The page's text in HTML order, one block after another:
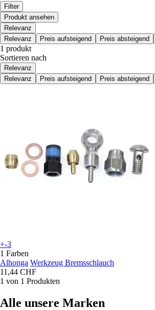
Filter
Produkt ansehen
Relevanz
Relevanz
Preis aufsteigend Preis absteigend
1 produkt
Sortieren nach
Relevanz
Relevanz
Preis aufsteigend Preis absteigend
+-3
1 Farben
Alhonga Werkzeug Bremsschlauch
11,44 CHF
1 von 1 Produkten
Alle unsere Marken